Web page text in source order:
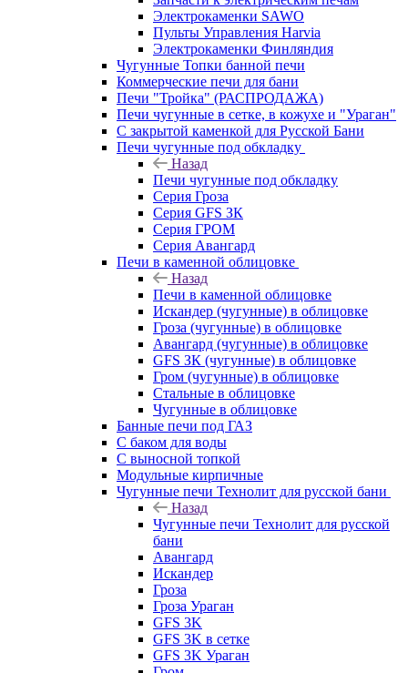
Электрокаменки SAWO
Пульты Управления Harvia
Электрокаменки Финляндия
Чугунные Топки банной печи
Коммерческие печи для бани
Печи "Тройка" (РАСПРОДАЖА)
Печи чугунные в сетке, в кожухе и "Ураган"
С закрытой каменкой для Русской Бани
Печи чугунные под обкладку
Назад
Печи чугунные под обкладку
Серия Гроза
Серия GFS ЗК
Серия ГРОМ
Серия Авангард
Печи в каменной облицовке
Назад
Печи в каменной облицовке
Искандер (чугунные) в облицовке
Гроза (чугунные) в облицовке
Авангард (чугунные) в облицовке
GFS ЗК (чугунные) в облицовке
Гром (чугунные) в облицовке
Стальные в облицовке
Чугунные в облицовке
Банные печи под ГАЗ
С баком для воды
С выносной топкой
Модульные кирпичные
Чугунные печи Технолит для русской бани
Назад
Чугунные печи Технолит для русской
бани
Авангард
Искандер
Гроза
Гроза Ураган
GFS 3K
GFS 3K в сетке
GFS 3K Ураган